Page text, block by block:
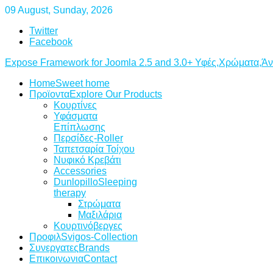
09 August, Sunday, 2026
Twitter
Facebook
Expose Framework for Joomla 2.5 and 3.0+
HomeSweet home
ΠροϊονταExplore Our Products
Κουρτίνες
Υφάσματα
Επίπλωσης
Περσίδες-Roller
Ταπετσαρία Τοίχου
Νυφικό Κρεβάτι
Accessories
DunlopilloSleeping
therapy
Στρώματα
Μαξιλάρια
Κουρτινόβεργες
ΠροφιλSvigos-Collection
ΣυνεργατεςBrands
ΕπικοινωνιαContact